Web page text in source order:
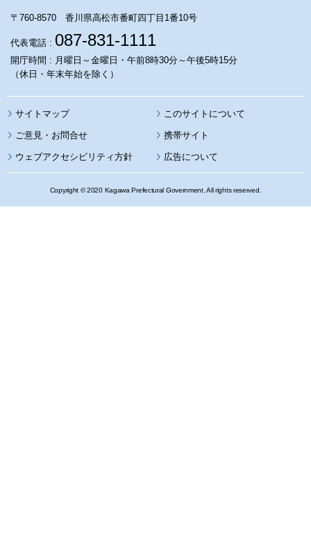
〒760-8570 香川県高松市番町四丁目1番10号
代表電話 : 087-831-1111
開庁時間 : 月曜日～金曜日・午前8時30分～午後5時15分
（休日・年末年始を除く）
サイトマップ このサイトについて
携帯サイト
ウェブアクセシビリティ方針 広告について
Copyright © 2020 Kagawa Prefectural Government. All rights reserved.